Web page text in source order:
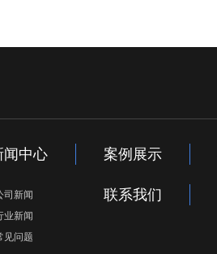
闻中心
司新闻
业新闻
见问题
案例展示
联系我们